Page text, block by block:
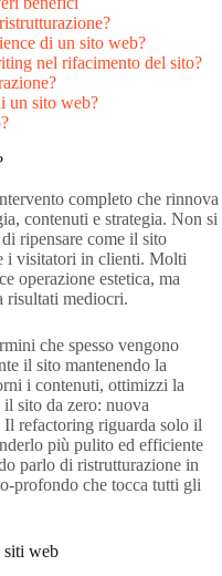
di un sito web?
nel rifacimento del sito?
un sito web?
completo che rinnova
contenuti e strategia. Non si
ripensare come il sito
i visitatori in clienti. Molti
operazione estetica, ma
risultati mediocri.
che spesso vengono
il sito mantenendo la
i contenuti, ottimizzi la
sito da zero: nuova
refactoring riguarda solo il
più pulito ed efficiente
parlo di ristrutturazione in
profondo che tocca tutti gli
siti web